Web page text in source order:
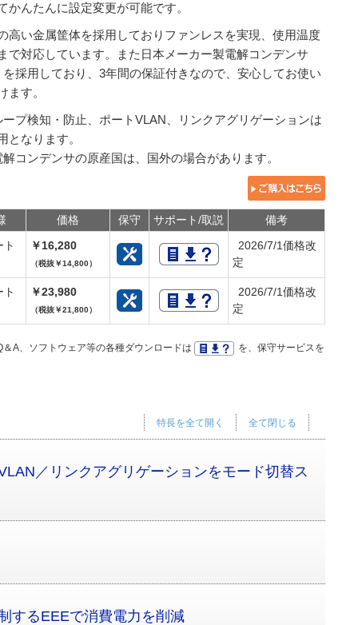
かんたんに設定変更が可能です。
高い金属筐体を採用しておりファンレスを実現、使用温度
で対応しています。また日本メーカー製電解コンデンサ
を採用しており、3年間の保証付きなので、安心してお使い
ます。
プ検知・防止、ポートVLAN、リンクアグリゲーションは
となります。
コンデンサの原産国は、国外の場合があります。
価格 保守 サポート/取説 備考
ト ￥16,280
（税抜￥14,800）
2026/7/1価格改
定
ト ￥23,980
（税抜￥21,800）
2026/7/1価格改
定
A、ソフトウェア等の各種ダウンロードは
を、保守サービスを
全て閉じる
特長を全て開く
／リンクアグリゲーションをモード切替ス
するEEEで消費電力を削減